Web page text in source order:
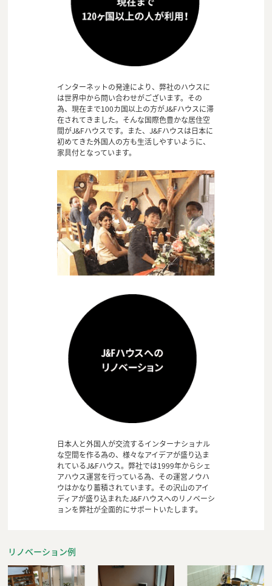
インターネットの発達により、弊社のハウスに
は世界中から問い合わせがございます。その
為、現在まで100カ国以上の方がJ&Fハウスに滞
在されてきました。そんな国際色豊かな居住空
間がJ&Fハウスです。また、J&Fハウスは日本に
初めてきた外国人の方も生活しやすいように、
家具付となっています。
日本人と外国人が交流するインターナショナル
な空間を作る為の、様々なアイデアが盛り込ま
れているJ&Fハウス。弊社では1999年からシェ
アハウス運営を行っている為、その運営ノウハ
ウはかなり蓄積されています。その沢山のアイ
ディアが盛り込まれたJ&Fハウスへのリノベーシ
ョンを弊社が全面的にサポートいたします。
リノベーション例